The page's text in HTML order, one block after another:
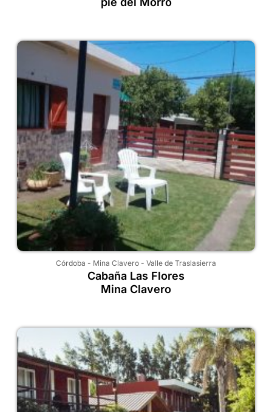
Córdoba - Mina Clavero - Valle de Traslasierra
Cabaña Las Flores
Mina Clavero